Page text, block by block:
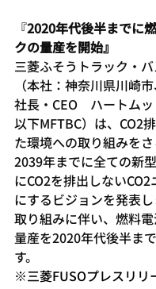
『2020年代後半までに
クの量産を開始』
三菱ふそうトラック・
（本社：神奈川県川崎
社長・CEO　ハートムッ
以下MFTBC）は、CO2
た環境への取り組みをさ
2039年までに全ての新
にCO2を排出しない
にするビジョンを発表
取り組みに伴い、燃料
量産を2020年代後半ま
す。
※三菱FUSOプレスリリ